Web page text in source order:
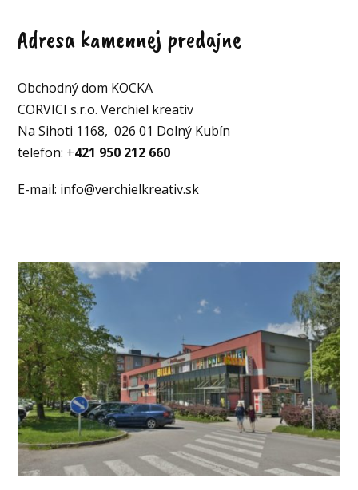
Adresa kamennej predajne
Obchodný dom KOCKA
CORVICI s.r.o. Verchiel kreativ
Na Sihoti 1168, 026 01 Dolný Kubín
telefon: +421 950 212 660
E-mail: info@verchielkreativ.sk